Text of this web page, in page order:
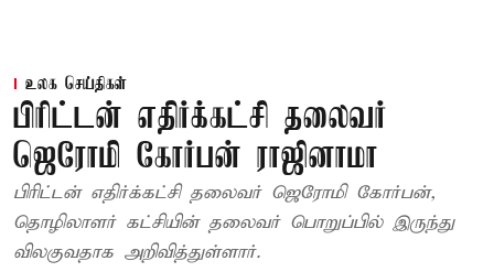
உலக செய்திகள்
பிரிட்டன் எதிர்க்கட்சி தலைவர்
ஜெரோமி கோர்பன் ராஜினாமா
பிரிட்டன் எதிர்க்கட்சி தலைவர் ஜெரோமி கோர்பன்,
தொழிலாளர் கட்சியின் தலைவர் பொறுப்பில் இருந்து
விலகுவதாக அறிவித்துள்ளார்.